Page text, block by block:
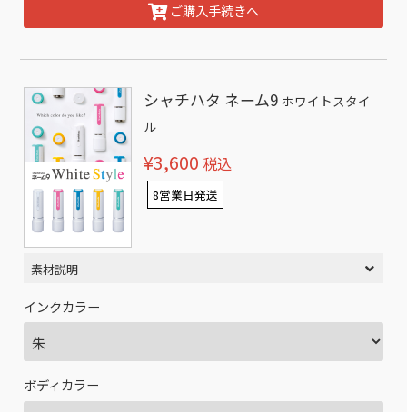
ご購入手続きへ
シャチハタ ネーム9 ホワイトスタイ
ル
¥3,600 税込
8営業日発送
素材説明
インクカラー
ボディカラー